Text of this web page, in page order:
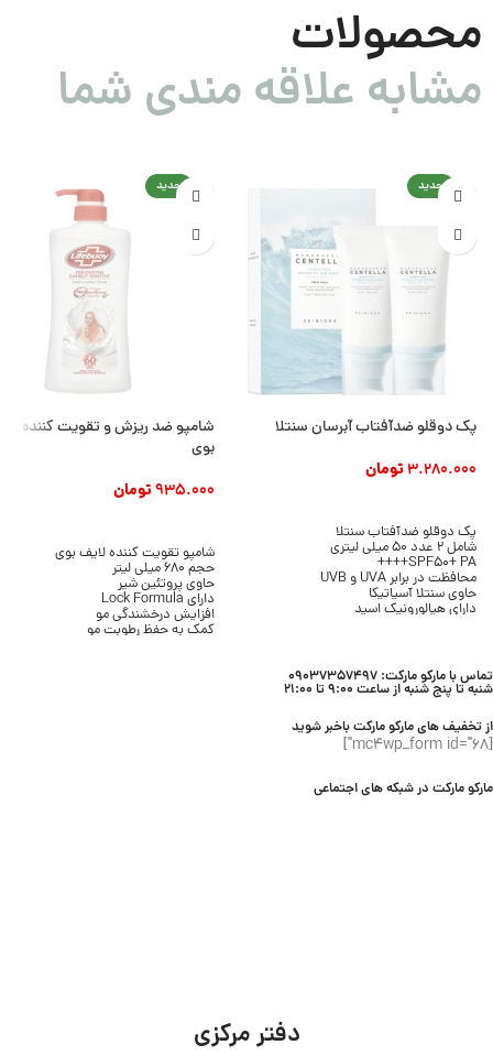
محصولات
مشابه علاقه مندی شما
جدید
پک دوقلو ضدآفتاب آبرسان سنتلا
3.280.000تومان
پک دوقلو ضدآفتاب سنتلا
شامل 2 عدد 50 میلی لیتری
SPF50+ PA++++
محافظت در برابر UVA و UVB
حاوی سنتلا آسیاتیکا
دارای هیالورونیک اسید
محصول برند SKIN1004
جدید
شامپو ضد ریزش و تقویت کننده مو
بوی
935.000تومان
شامپو تقویت کننده لایف بوی
حجم 680 میلی لیتر
حاوی پروتئین شیر
دارای Lock Formula
افزایش درخشندگی مو
کمک به حفظ رطوبت مو
تماس با مارکو مارکت: 09037357497
شنبه تا پنج شنبه از ساعت 9:00 تا 21:00
از تخفیف های مارکو مارکت باخبر شوید
[mc4wp_form id="68"]
مارکو مارکت در شبکه های اجتماعی
دفتر مرکزی